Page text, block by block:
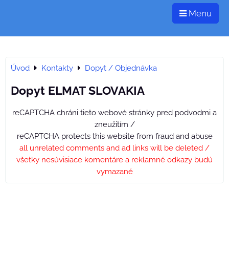
Menu
Úvod Kontakty Dopyt / Objednávka
Dopyt ELMAT SLOVAKIA
reCAPTCHA chráni tieto webové stránky pred podvodmi a
zneužitím /
reCAPTCHA protects this website from fraud and abuse
all unrelated comments and ad links will be deleted /
všetky nesúvisiace komentáre a reklamné odkazy budú
vymazané